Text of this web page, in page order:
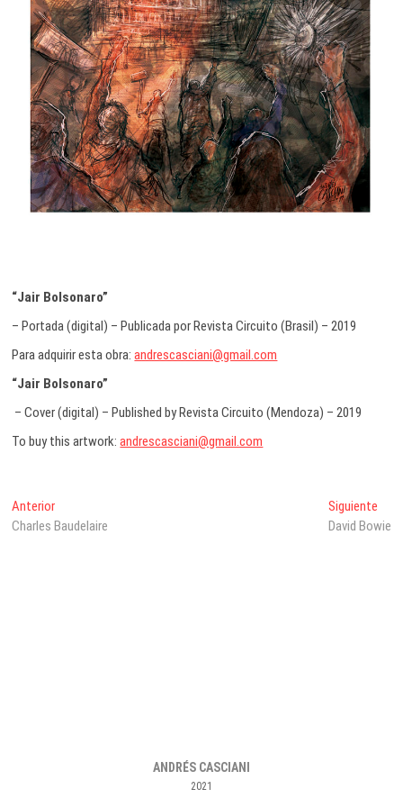
“Jair Bolsonaro”
– Portada (digital) – Publicada por Revista Circuito (Brasil) – 2019
Para adquirir esta obra:andrescasciani@gmail.com
“Jair Bolsonaro”
– Cover (digital) – Published by Revista Circuito (Mendoza) – 2019
To buy this artwork:andrescasciani@gmail.com
Navegación
de
AnteriorEntrada
anterior:
Charles Baudelaire
Siguiente
David Bowie
ANDRÉS CASCIANI
2021